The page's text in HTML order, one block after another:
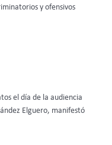
y ofensivos
el día de la audiencia
Elguero, manifestó